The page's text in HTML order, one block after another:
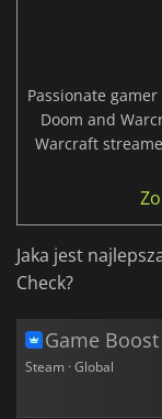
Passionate
Doom and
Warcraft
Jaka jest
Check?
Game Boost
Steam · Global